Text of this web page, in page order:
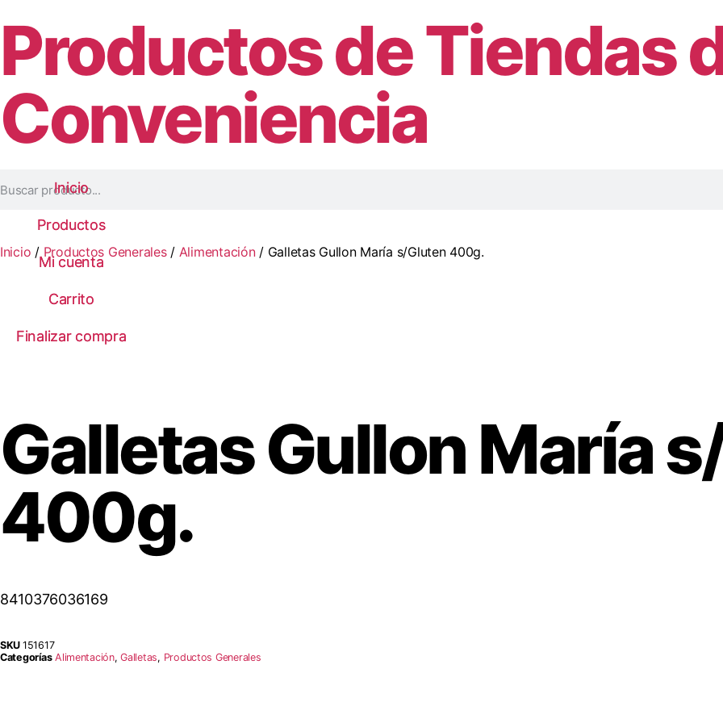
Productos de Tiendas
Conveniencia
Inicio
Productos
Mi cuenta
Carrito
Finalizar compra
Inicio
Productos
Mi cuenta
Carrito
Finalizar compra
Inicio / Productos Generales/ Alimentación/ Galletas Gullon María s/Gluten 400g.
Galletas Gullon María
400g.
8410376036169
SKU 151617
Categorías Alimentación,Galletas, Productos Generales